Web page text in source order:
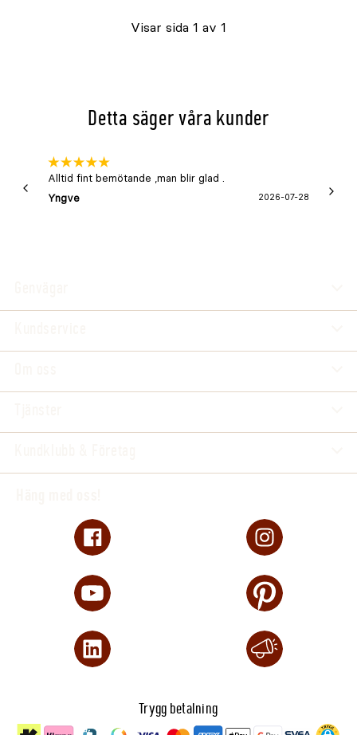
Visar sida 1 av 1
Detta säger våra kunder
Alltid fint bemötande ,man blir glad .
Yngve
2026-07-28
Trygg betalning